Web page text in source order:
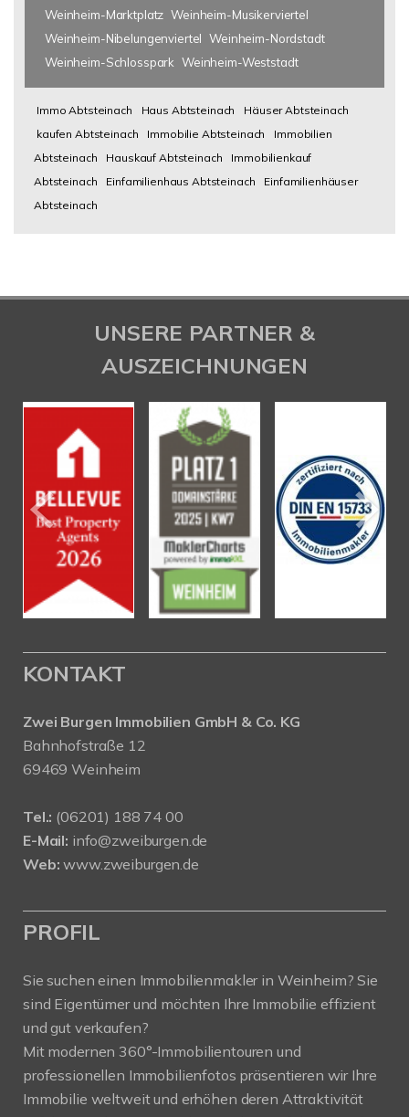
Weinheim-Marktplatz Weinheim-Musikerviertel
Weinheim-Nibelungenviertel Weinheim-Nordstadt
Weinheim-Schlosspark Weinheim-Weststadt
Immo Abtsteinach Haus Abtsteinach
Häuser Abtsteinach
kaufen Abtsteinach
Immobilie Abtsteinach
Immobilien
Abtsteinach
Hauskauf Abtsteinach
Immobilienkauf
Abtsteinach
Einfamilienhaus Abtsteinach
Einfamilienhäuser
Abtsteinach
UNSERE PARTNER &
AUSZEICHNUNGEN
KONTAKT
Zwei Burgen Immobilien GmbH & Co. KG
Bahnhofstraße 12
69469 Weinheim
Tel.: (06201) 188 74 00
E-Mail: info@zweiburgen.de
Web: www.zweiburgen.de
PROFIL
Sie suchen einen Immobilienmakler in Weinheim? Sie
sind Eigentümer und möchten Ihre Immobilie effizient
und gut verkaufen?
Mit modernen 360°-Immobilientouren und
professionellen Immobilienfotos präsentieren wir Ihre
Immobilie weltweit und erhöhen deren Attraktivität